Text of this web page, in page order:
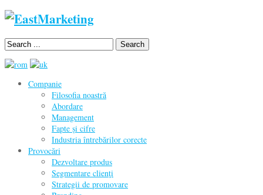
Search
Companie
Filosofia noastră
Abordare
Management
Fapte și cifre
Industria întrebărilor corecte
Provocări
Dezvoltare produs
Segmentare clienţi
Strategii de promovare